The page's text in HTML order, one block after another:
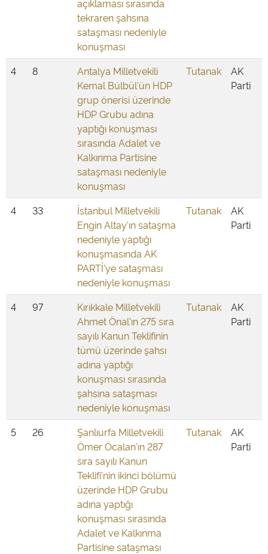
açıklaması sırasında
tekraren şahsına
sataşması nedeniyle
konuşması
4 8
Antalya Milletvekili
Kemal Bülbül'ün HDP
grup önerisi üzerinde
HDP Grubu adına
yaptığı konuşması
sırasında Adalet ve
Kalkınma Partisine
sataşması nedeniyle
konuşması
Tutanak
AK
Parti
4 33
İstanbul Milletvekili
Engin Altay'ın sataşma
nedeniyle yaptığı
konuşmasında AK
PARTİ'ye sataşması
nedeniyle konuşması
Tutanak
AK
Parti
4 97
Kırıkkale Milletvekili
Ahmet Önal'ın 275 sıra
sayılı Kanun Teklifinin
tümü üzerinde şahsı
adına yaptığı
konuşması sırasında
şahsına sataşması
nedeniyle konuşması
Tutanak
AK
Parti
5 26
Şanlıurfa Milletvekili
Ömer Öcalan'ın 287
sıra sayılı Kanun
Teklifi'nin ikinci bölümü
üzerinde HDP Grubu
adına yaptığı
konuşması sırasında
Adalet ve Kalkınma
Partisine sataşması
Tutanak
AK
Parti